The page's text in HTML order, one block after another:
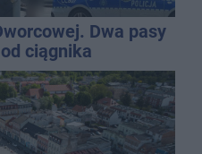
Dwa pasy
ciągnika